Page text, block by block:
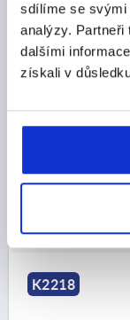
sdílíme se svými
analýzy. Partneři
dalšími
získali v
JAZÝČEK S
OCEL
PROVEDENÍ 1=S
DÉLKA
plus náklady na
K2218